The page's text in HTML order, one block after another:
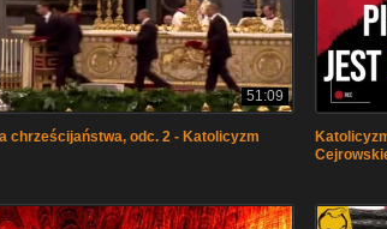
51:09
chrześcijaństwa, odc. 2 - Katolicyzm